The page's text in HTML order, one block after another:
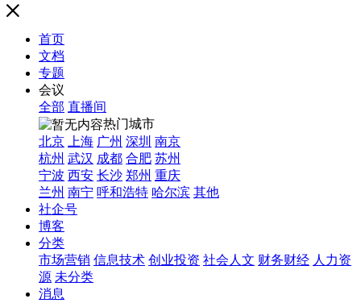
首页
文档
专题
会议
全部 直播间
热门城市
北京
上海 广州 深圳 南京
杭州 武汉 成都 合肥 苏州
宁波 西安 长沙 郑州 重庆
兰州 南宁 呼和浩特 哈尔滨 其他
社企号
博客
分类
市场营销 信息技术 创业投资 社会人文 财务财经 人力资
源 未分类
消息